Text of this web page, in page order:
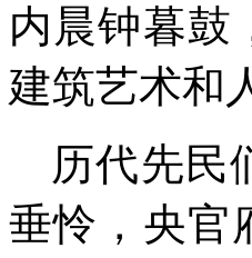
内晨钟暮鼓
建筑艺术和
历代先民
垂怜 ，央